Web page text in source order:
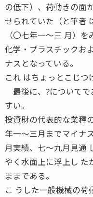
の低下）、荷動きの面
せられていた（と筆者
（〇七年一〜三 月）を
化学・プラスチックお
ナスとなっている。
これ はちょっとこじ
最後に、?についてで
すい。
投資財の代表的な業種
年一〜三月までマイナ
月実績、七〜九月見通
やく水面上に浮上し た
ままである。
こ うした一般機械の